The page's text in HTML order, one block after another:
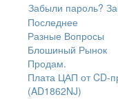
Забыли пароль?
Последнее
Разные Вопросы
Блошиный Рынок
Продам.
Плата ЦАП от CD-
(AD1862NJ)